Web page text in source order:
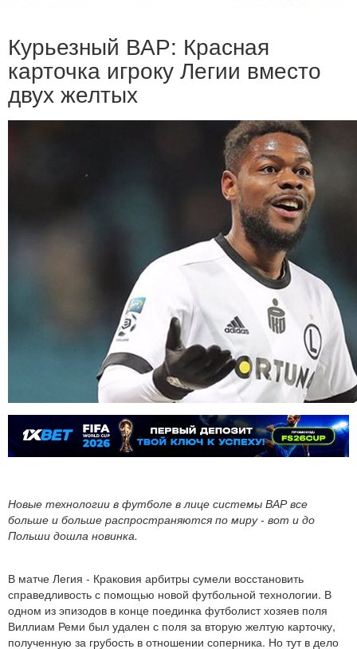
Курьезный ВАР: Красная
карточка игроку Легии вместо
двух желтых
Новые технологии в футболе в лице системы ВАР все
больше и больше распространяются по миру - вот и до
Польши дошла новинка.
В матче Легия - Краковия арбитры сумели восстановить
справедливость с помощью новой футбольной технологии. В
одном из эпизодов в конце поединка футболист хозяев поля
Виллиам Реми был удален с поля за вторую желтую карточку,
полученную за грубость в отношении соперника. Но тут в дело